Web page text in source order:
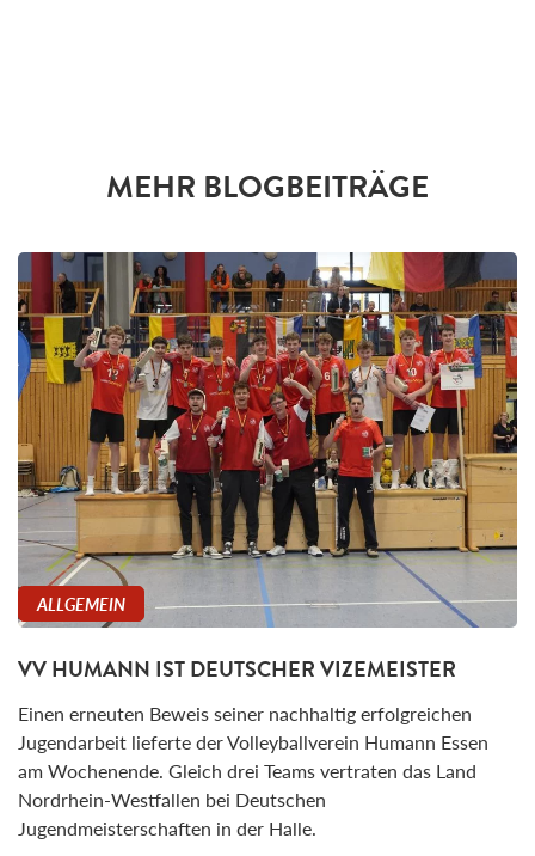
MEHR BLOGBEITRÄGE
ALLGEMEIN
VV HUMANN IST DEUTSCHER VIZEMEISTER
Einen erneuten Beweis seiner nachhaltig erfolgreichen
Jugendarbeit lieferte der Volleyballverein Humann Essen
am Wochenende. Gleich drei Teams vertraten das Land
Nordrhein-Westfallen bei Deutschen
Jugendmeisterschaften in der Halle.